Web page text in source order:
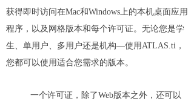
获得即时访问在Mac和Windows上的本机桌面应用
程序，以及网格版本和每个许可证。无论您是学
生、单用户、多用户还是机构—使用ATLAS.ti，
您都可以使用适合您需求的版本。
一个许可证，除了Web版本之外，还可以